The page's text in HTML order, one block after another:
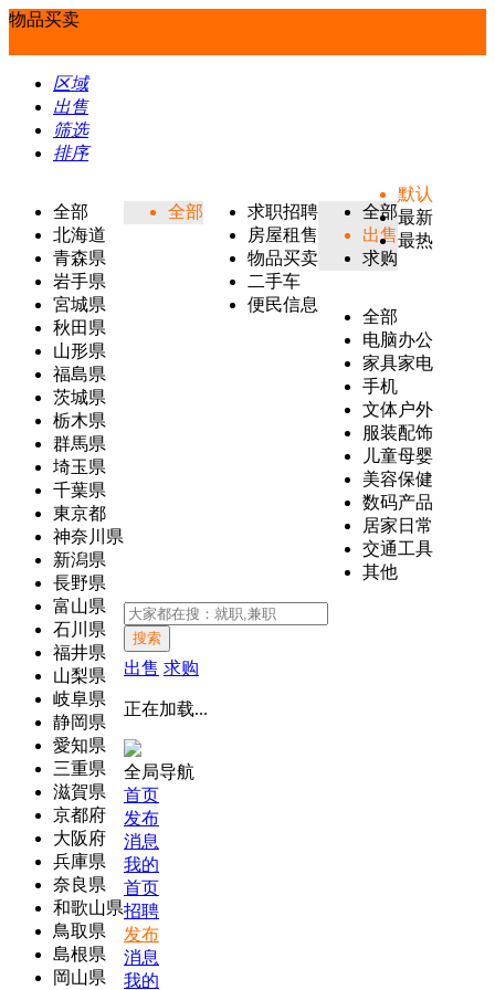
物品买卖
区域
出售
筛选
排序
全部
北海道
青森県
岩手県
宮城県
秋田県
山形県
福島県
茨城県
栃木県
群馬県
埼玉県
千葉県
東京都
神奈川県
新潟県
長野県
富山県
石川県
福井県
山梨県
岐阜県
静岡県
愛知県
三重県
滋賀県
京都府
大阪府
兵庫県
奈良県
和歌山県
鳥取県
島根県
岡山県
全部
求职招聘
房屋租售
物品买卖
二手车
便民信息
全部
出售
求购
全部
电脑办公
家具家电
手机
文体户外
服装配饰
儿童母婴
美容保健
数码产品
居家日常
交通工具
其他
默认
最新
最热
搜索
出售 求购
正在加载...
全局导航
首页
发布
消息
我的
首页
招聘
发布
消息
我的